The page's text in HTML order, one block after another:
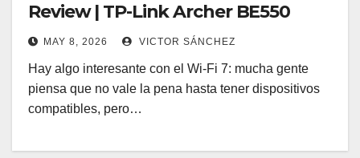
Review | TP-Link Archer BE550
MAY 8, 2026 VICTOR SÁNCHEZ
Hay algo interesante con el Wi-Fi 7: mucha gente
piensa que no vale la pena hasta tener dispositivos
compatibles, pero…